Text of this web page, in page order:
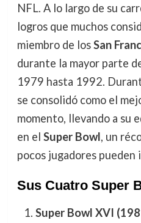
NFL. A lo largo de su
logros que muchos
miembro de losSan
durante la mayor parte
1979 hasta 1992.
se consolidó como el
momento, llevando a su
en el Super Bowl, un
pocos jugadores pueden
Sus Cuatro Super
Super Bowl XVI